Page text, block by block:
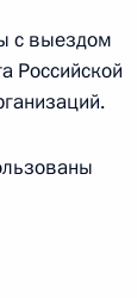
с выездом
Российской